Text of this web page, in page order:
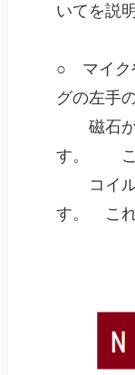
いてを説
○ マイク
グの左手
磁石が
す。
コイル
す。 これ